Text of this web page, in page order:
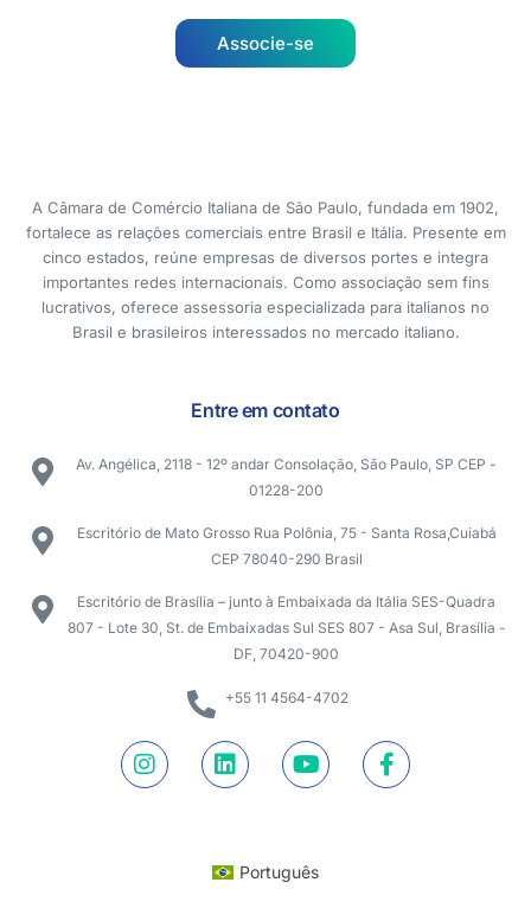
Associe-se
A Câmara de Comércio Italiana de São Paulo, fundada em 1902,
fortalece as relações comerciais entre Brasil e Itália. Presente em
cinco estados, reúne empresas de diversos portes e integra
importantes redes internacionais. Como associação sem fins
lucrativos, oferece assessoria especializada para italianos no
Brasil e brasileiros interessados no mercado italiano.
Entre em contato
Av. Angélica, 2118 - 12º andar Consolação, São Paulo, SP CEP -
01228-200
Escritório de Mato Grosso Rua Polônia, 75 - Santa Rosa,Cuiabá
CEP 78040-290 Brasil
Escritório de Brasília – junto à Embaixada da Itália SES-Quadra
807 - Lote 30, St. de Embaixadas Sul SES 807 - Asa Sul, Brasília -
DF, 70420-900
+55 11 4564-4702
Português